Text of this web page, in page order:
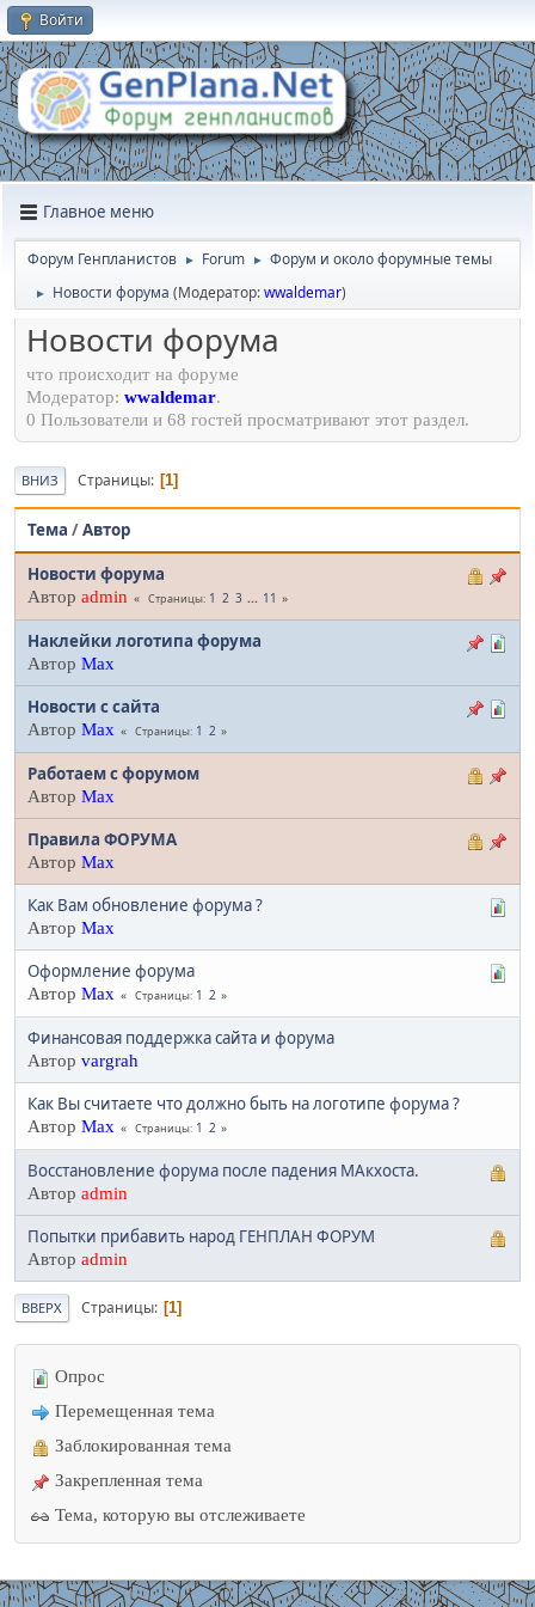
Войти
Главное меню
Форум Генпланистов ► Forum ► Форум и около форумные темы
► Новости форума (Модератор:wwaldemar)
Новости форума
что происходит на форуме
Модератор: wwaldemar.
0 Пользователи и 68 гостей просматривают этот раздел.
ВНИЗ Страницы 1
Тема /Автор
Новости форума
Автор admin Страницы 1 2 3 ... 11
Наклейки логотипа форума
Автор Max
Новости с сайта
Автор Max Страницы 1 2
Работаем с форумом
Автор Max
Правила ФОРУМА
Автор Max
Как Вам обновление форума ?
Автор Max
Оформление форума
Автор Max Страницы 1 2
Финансовая поддержка сайта и форума
Автор vargrah
Как Вы считаете что должно быть на логотипе форума ?
Автор Max Страницы 1 2
Восстановление форума после падения МАкхоста.
Автор admin
Попытки прибавить народ ГЕНПЛАН ФОРУМ
Автор admin
ВВЕРХ Страницы 1
Опрос
Перемещенная тема
Заблокированная тема
Закрепленная тема
Тема, которую вы отслеживаете